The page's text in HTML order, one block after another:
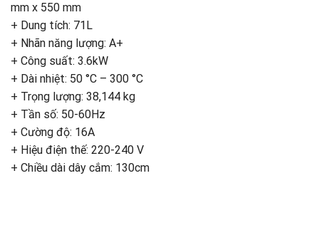
mm x 550 mm
+ Dung tích: 71L
+ Nhãn năng lượng: A+
+ Công suất: 3.6kW
+ Dài nhiệt: 50 °C – 300 °C
+ Trọng lượng: 38,144 kg
+ Tần số: 50-60Hz
+ Cường độ: 16A
+ Hiệu điện thế: 220-240 V
+ Chiều dài dây cắm: 130cm